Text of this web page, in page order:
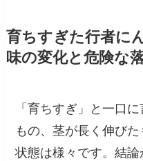
育ちすぎた行者に
味の変化と危険な
「育ちすぎ」と一口
もの、茎が長く伸び
状態は様々です。結